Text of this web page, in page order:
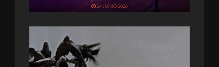
24 JUNIO 2026